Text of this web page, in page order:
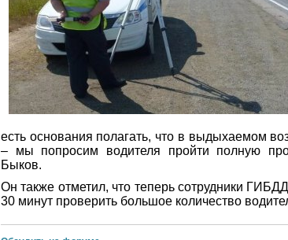
есть основания полагать, что в выдыхаемом
– мы попросим водителя пройти полную
Быков.
Он также отметил, что теперь сотрудники
30 минут проверить большое количество